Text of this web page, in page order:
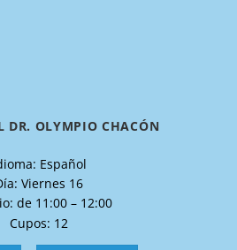
DR. OLYMPIO CHACÓN
Español
Viernes 16
de 11:00 – 12:00
Cupos: 12